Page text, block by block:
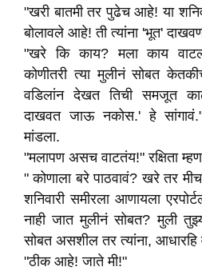
"खरी बातमी तर पुढेच आहे! या
बोलावले आहे! ती त्यांना 'भूत'
"खरे कि काय? मला काय
कोणीतरी त्या मुलीनं सोबत
वडिलांन देखत तिची समजूत
दाखवत जाऊ नकोस.' हे सांगावं."
मांडला.
"मलापण असच वाटतंय!" रक्षिता
" कोणाला बरे पाठवावं? खरे तर
शनिवारी समीरला आणायला
नाही जात मुलीनं सोबत? मुली
सोबत असशील तर त्यांना, आधारहि
"ठीक आहे! जाते मी!"